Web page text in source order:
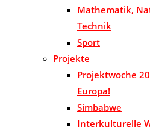
Mathematik,
Technik
Sport
Projekte
Projektwoche
Europa!
Simbabwe
Interkulturelle